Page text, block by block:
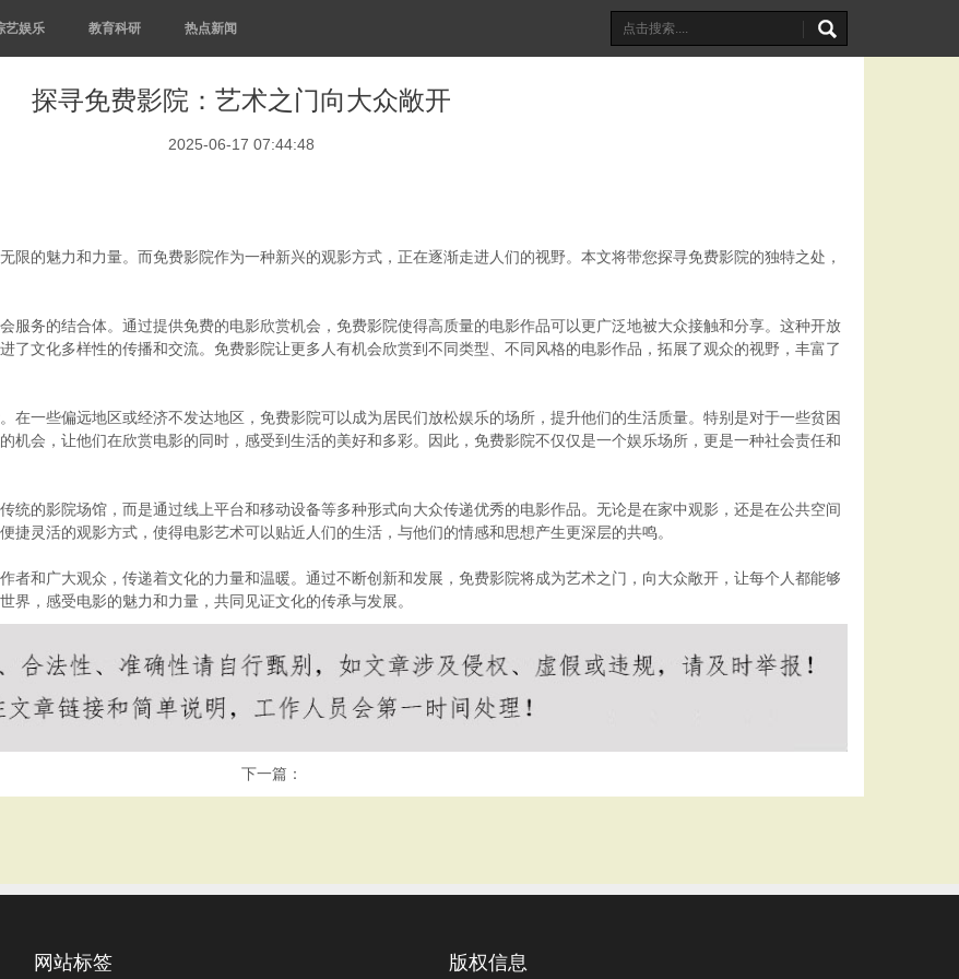
艺娱乐 教育科研 热点新闻
探寻免费影院：艺术之门向大众敞开
2025-06-17 07:44:48
限的魅力和力量。而免费影院作为一种新兴的观影方式，正在逐渐走进人们的视野。本文将带您探寻免费影院的独特之处，
服务的结合体。通过提供免费的电影欣赏机会，免费影院使得高质量的电影作品可以更广泛地被大众接触和分享。这种开放
了文化多样性的传播和交流。免费影院让更多人有机会欣赏到不同类型、不同风格的电影作品，拓展了观众的视野，丰富了
在一些偏远地区或经济不发达地区，免费影院可以成为居民们放松娱乐的场所，提升他们的生活质量。特别是对于一些贫困
机会，让他们在欣赏电影的同时，感受到生活的美好和多彩。因此，免费影院不仅仅是一个娱乐场所，更是一种社会责任和
统的影院场馆，而是通过线上平台和移动设备等多种形式向大众传递优秀的电影作品。无论是在家中观影，还是在公共空间
灵活的观影方式，使得电影艺术可以贴近人们的生活，与他们的情感和思想产生更深层的共鸣。
者和广大观众，传递着文化的力量和温暖。通过不断创新和发展，免费影院将成为艺术之门，向大众敞开，让每个人都能够
，感受电影的魅力和力量，共同见证文化的传承与发展。
下一篇：
网站标签 版权信息